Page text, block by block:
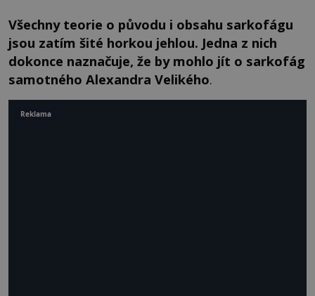
Všechny teorie o původu i obsahu sarkofágu
jsou zatím šité horkou jehlou. Jedna z nich
dokonce naznačuje, že by mohlo jít o sarkofág
samotného Alexandra Velikého.
Reklama